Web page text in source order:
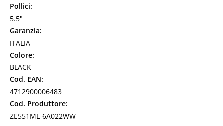
Pollici:
5.5"
Garanzia:
ITALIA
Colore:
BLACK
Cod. EAN:
4712900006483
Cod. Produttore:
ZE551ML-6A022WW